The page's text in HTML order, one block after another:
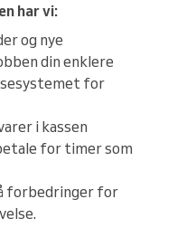
har vi:
og nye
din enklere
for
i kassen
for timer som
forbedringer for